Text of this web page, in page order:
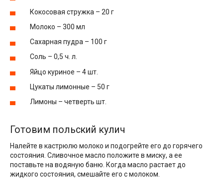
Кокосовая стружка – 20 г
Молоко – 300 мл
Сахарная пудра – 100 г
Соль – 0,5 ч. л.
Яйцо куриное – 4 шт.
Цукаты лимонные – 50 г
Лимоны – четверть шт.
Готовим польский кулич
Налейте в кастрюлю молоко и подогрейте его до горячего
состояния. Сливочное масло положите в миску, а ее
поставьте на водяную баню. Когда масло растает до
жидкого состояния, смешайте его с молоком.